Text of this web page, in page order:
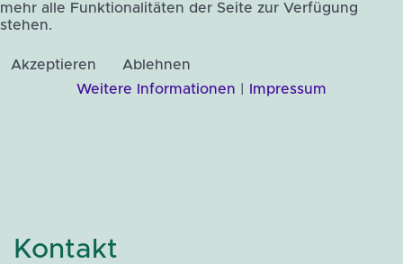
Kontakt
mehr alle Funktionalitäten der Seite zur Verfügung
stehen.
Akzeptieren
Ablehnen
Weitere Informationen
Impressum